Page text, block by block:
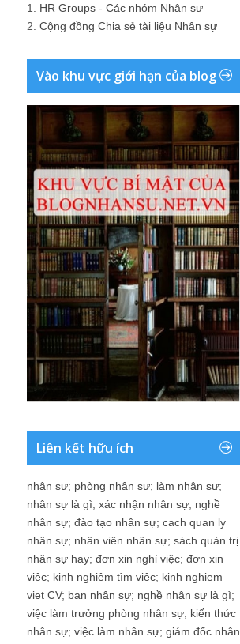
1. HR Groups - Các nhóm Nhân sự
2. Cộng đồng Chia sẻ tài liệu Nhân sự
Vào khu vực giới hạn của blog
Liên kết hữu ích
nhân sự; phòng nhân sự; làm nhân sự;
nhân sự là gì; xác nhận nhân sự; nghề
nhân sự; đào tạo nhân sự; cach quan ly
nhân sự; nhân viên nhân sự; sách quản trị
nhân sự hay; đơn xin nghỉ việc; đơn xin
việc; kinh nghiệm tìm việc; kinh nghiem
viet CV; ban nhân sự; nghề nhân sự là gì;
việc làm trưởng phòng nhân sự; kiến thức
nhân sự; việc làm nhân sự; giám đốc nhân